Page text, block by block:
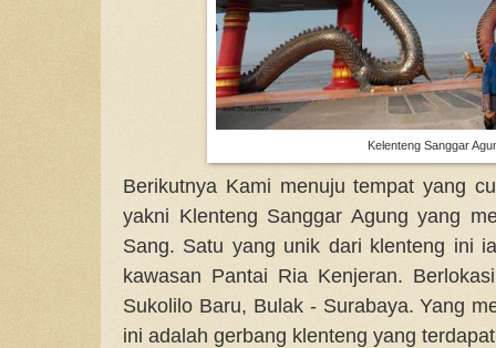
Kelenteng Sanggar
Berikutnya Kami menuju tempat yang
yakni Klenteng Sanggar Agung yang
Sang. Satu yang unik dari klenteng ini
kawasan Pantai Ria Kenjeran.
Sukolilo Baru, Bulak - Surabaya. Yang
ini adalah gerbang klenteng yang